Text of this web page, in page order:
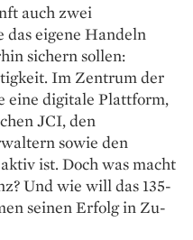
auch zwei
eigene Handeln
sichern sollen:
Im Zentrum der
eine digitale Plattform,
JCI, den
sowie den
ist. Doch was macht
Und wie will das 135-
seinen Erfolg in Zu­